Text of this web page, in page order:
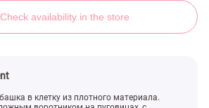
Check availability in the store
в клетку из плотного материала.
в клетку (№ 40525) ♡ Gepur - women